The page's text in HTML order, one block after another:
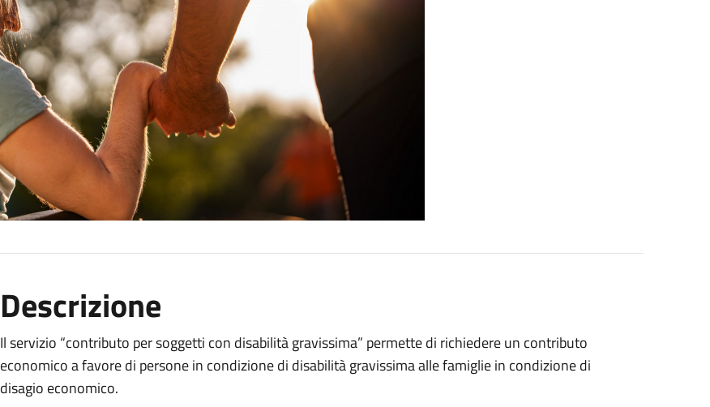
Descrizione
Il servizio “contributo per soggetti con disabilità gravissima” permette di richiedere un contributo
economico a favore di persone in condizione di disabilità gravissima alle famiglie in condizione di
disagio economico.